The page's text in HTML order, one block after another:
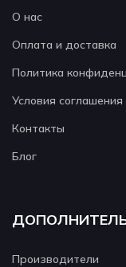
О нас
Оплата и доставка
Политика
Условия соглашения
Контакты
Блог
Производители